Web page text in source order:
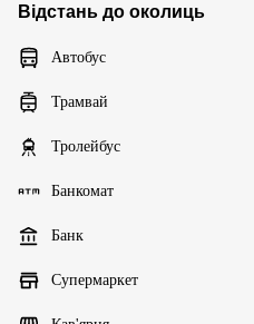
Відстань до околиць
Автобус
Трамвай
Тролейбус
Банкомат
Банк
Супермаркет